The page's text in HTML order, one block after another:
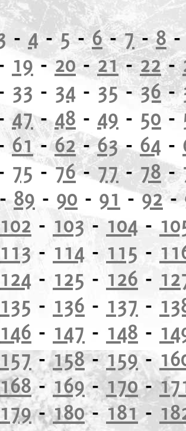
- 4-5-6-7-8
19-20-21-22-
33 - 34 - 35-36-
47-48 - 49 - 50 -
61-62-63- 64 -
75 -76-77-78-
- 89 - 90 - 91 -92-
102 - 103- 104 -
113 - 114 - 115 -
124 - 125 - 126 -
135 - 136 - 137 -
146 - 147 - 148 -
157-158-159-
168-169-170-
179-180-181-